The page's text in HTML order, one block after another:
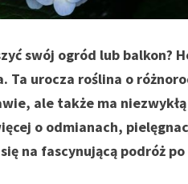
swój ogród lub balkon?
Ta urocza roślina o
ale także ma
o odmianach,
na fascynującą podróż